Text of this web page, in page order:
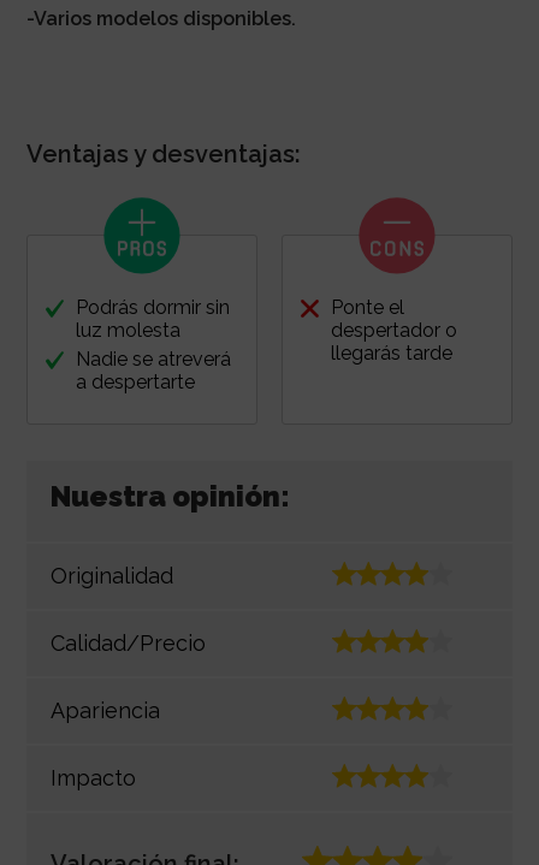
-Varios modelos disponibles.
Ventajas y desventajas:
Podrás dormir sin
luz molesta
Nadie se atreverá
a despertarte
Ponte el
despertador o
llegarás tarde
Nuestra opinión:
Originalidad
Calidad/Precio
Apariencia
Impacto